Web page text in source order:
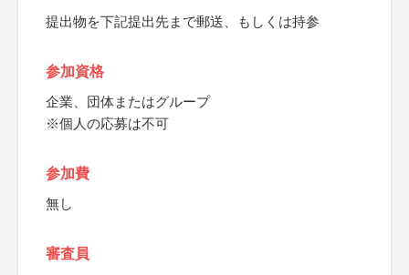
提出物を下記提出先まで郵送、もしくは持参
参加資格
企業、団体またはグループ
※個人の応募は不可
参加費
無し
審査員